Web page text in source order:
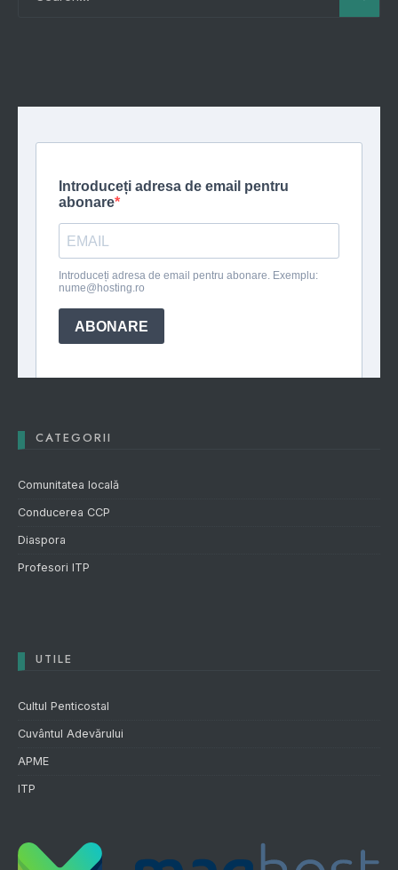
CATEGORII
Comunitatea locală
Conducerea CCP
Diaspora
Profesori ITP
UTILE
Cultul Penticostal
Cuvântul Adevărului
APME
ITP